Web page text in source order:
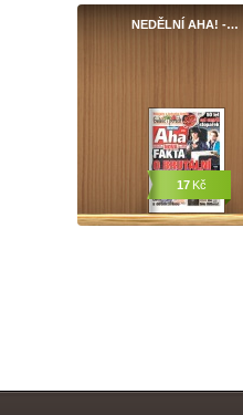
NEDĚLNÍ AHA! -…
17 Kč